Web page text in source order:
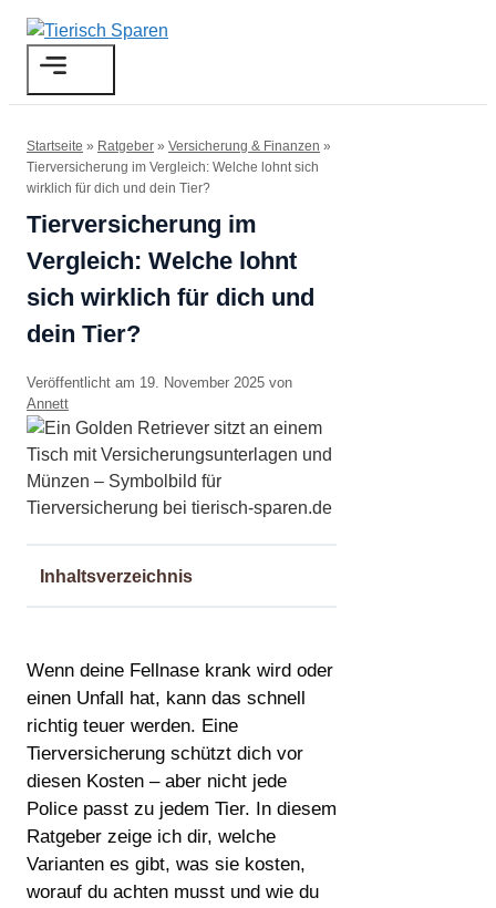
Zum
Inhalt
springen
Startseite » Ratgeber » Versicherung & Finanzen »
Tierversicherung im Vergleich: Welche lohnt sich
wirklich für dich und dein Tier?
Tierversicherung im
Vergleich: Welche lohnt
sich wirklich für dich und
dein Tier?
19. November 2025 von
Annett
Inhaltsverzeichnis
Wenn deine Fellnase krank wird oder
einen Unfall hat, kann das schnell
richtig teuer werden. Eine
Tierversicherung schützt dich vor
diesen Kosten – aber nicht jede
Police passt zu jedem Tier. In diesem
Ratgeber zeige ich dir, welche
Varianten es gibt, was sie kosten,
worauf du achten musst und wie du